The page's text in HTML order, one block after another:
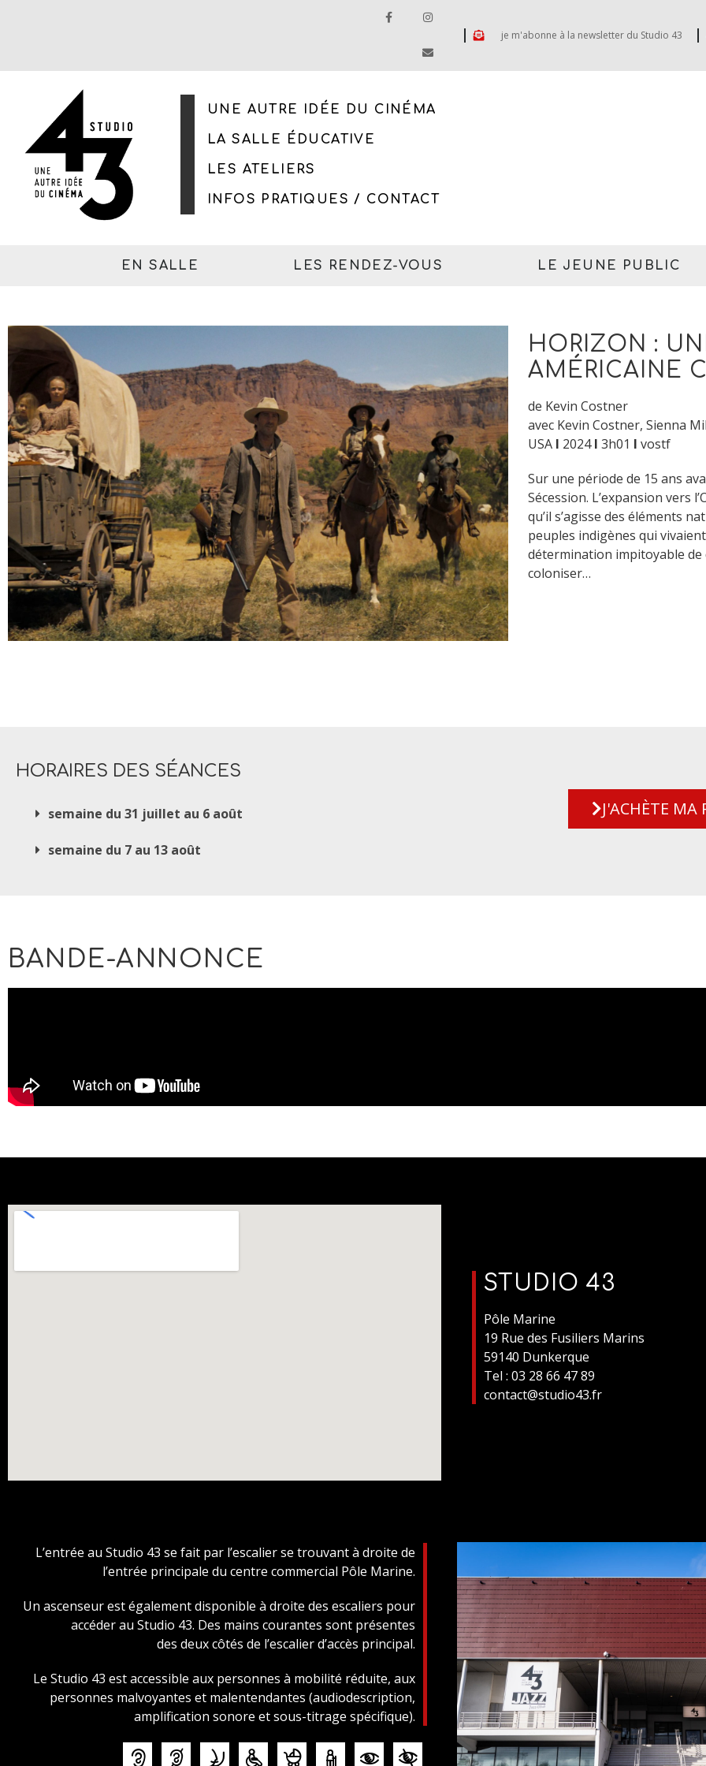
je m'abonne à la newsletter du Studio 43
UNE AUTRE IDÉE DU CINÉMA
LA SALLE ÉDUCATIVE
LES ATELIERS
INFOS PRATIQUES / CONTACT
EN SALLE LES RENDEZ-VOUS LE JEUNE PUBLIC
HORIZON :
AMÉRICAINE
de Kevin Costner
avec Kevin Costner, Sienna
USAI 2024I 3h01 I vostf
Sur une période de 15 ans
Sécession. L’expansion vers
qu’il s’agisse des éléments
peuples indigènes qui
détermination impitoyable de
coloniser…
HORAIRES DES SÉANCES
semaine du 31 juillet au 6 août
semaine du 7 au 13 août
J'ACHÈTE MA
BANDE-ANNONCE
STUDIO 43
Pôle Marine
19 Rue des Fusiliers Marins
59140 Dunkerque
Tel : 03 28 66 47 89
contact@studio43.fr
L’entrée au Studio 43 se fait par l’escalier se trouvant à droite de
l’entrée principale du centre commercial Pôle Marine.
Un ascenseur est également disponible à droite des escaliers pour
accéder au Studio 43. Des mains courantes sont présentes
des deux côtés de l’escalier d’accès principal.
Le Studio 43 est accessible aux personnes à mobilité réduite, aux
personnes malvoyantes et malentendantes (audiodescription,
amplification sonore et sous-titrage spécifique).